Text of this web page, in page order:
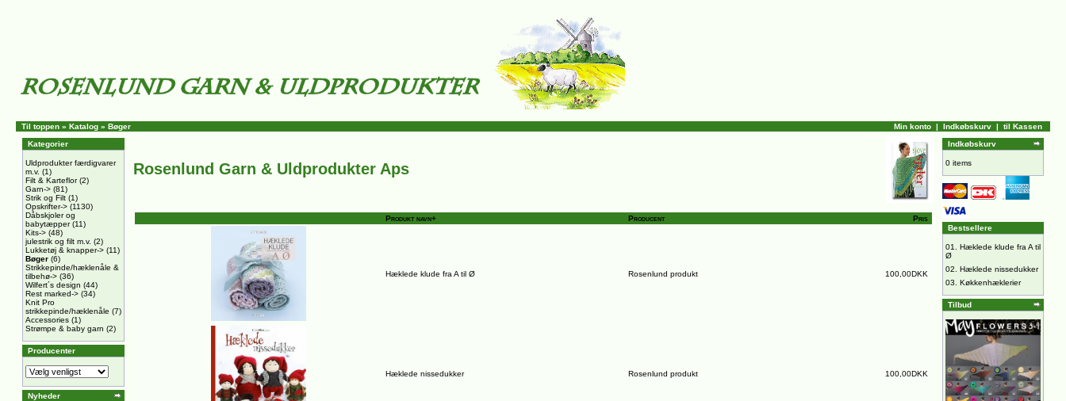
Til toppen » Katalog » Bøger Min konto | Indkøbskurv | til Kassen
Kategorier
Uldprodukter færdigvarer
m.v. (1)
Filt & Karteflor(2)
Garn-> (81)
Strik og Filt (1)
Opskrifter-> (1130)
Dåbskjoler og
babytæpper(11)
Kits-> (48)
julestrik og filt m.v. (2)
Lukketøj & knapper-> (11)
Bøger (6)
Strikkepinde/hæklenåle &
tilbehø-> (36)
Wilfert´s design (44)
Rest marked-> (34)
Knit Pro
strikkepinde/hæklenåle (7)
Accessories (1)
Strømpe & baby garn (2)
Producenter
Nyheder
Rosenlund Garn & Uldprodukter Aps
Produkt navn+ Producent Pris
Hæklede klude fra A til Ø Rosenlund produkt 100,00DKK
Hæklede nissedukker Rosenlund produkt 100,00DKK
Indkøbskurv
0 items
Bestsellere
01. Hæklede klude fra A til
Ø
02. Hæklede nissedukker
03. Køkkenhæklerier
Tilbud